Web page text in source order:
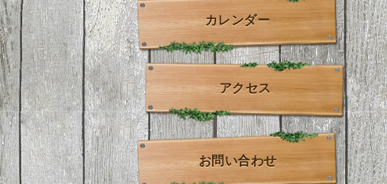
カレンダー
アクセス
お問い合わせ